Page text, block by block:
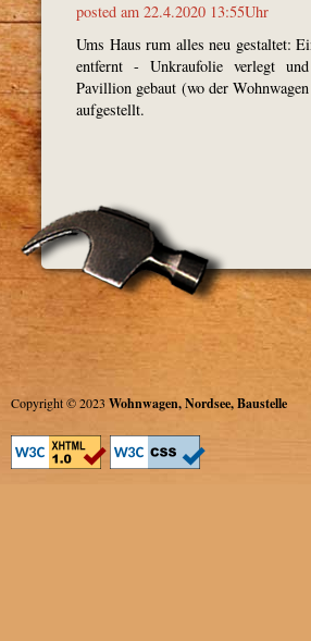
posted am 22.4.2020 13:55Uhr
Ums Haus rum alles neu gestaltet:
entfernt - Unkraufolie verlegt
Pavillion gebaut (wo der
aufgestellt.
Copyright © 2023 Wohnwagen, Nordsee, Baustelle